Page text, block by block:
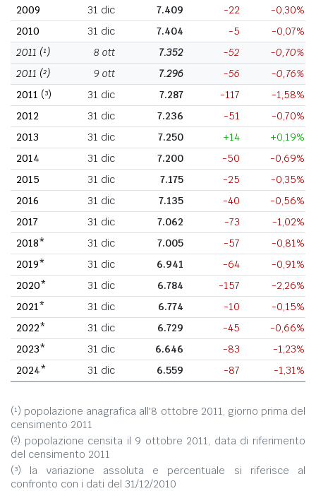
2009
31 dic 7.409 -22
-0,30%
2010
31 dic 7.404 -5
-0,07%
2011 (¹) 8 ott 7.352 -52
-0,70%
2011 (²) 9 ott 7.296 -56
-0,76%
2011 (³) 31 dic 7.287 -117
-1,58%
2012
31 dic 7.236 -51
-0,70%
2013
31 dic 7.250 +14
+0,19%
2014
31 dic 7.200 -50
-0,69%
2015
31 dic 7.175 -25
-0,35%
2016
31 dic 7.135 -40
-0,56%
2017
31 dic 7.062 -73
-1,02%
2018*
31 dic 7.005 -57
-0,81%
2019*
31 dic 6.941 -64 -0,91%
2020*
31 dic 6.784 -157
-2,26%
2021*
31 dic 6.774 -10
-0,15%
2022*
31 dic 6.729 -45
-0,66%
2023*
31 dic 6.646 -83
-1,23%
2024*
31 dic 6.559 -87 -1,31%
(¹) popolazione anagrafica all'8 ottobre 2011, giorno prima del
censimento 2011
(²) popolazione censita il 9 ottobre 2011, data di riferimento
del censimento 2011
(³) la variazione assoluta e percentuale si riferisce al
confronto con i dati del 31/12/2010